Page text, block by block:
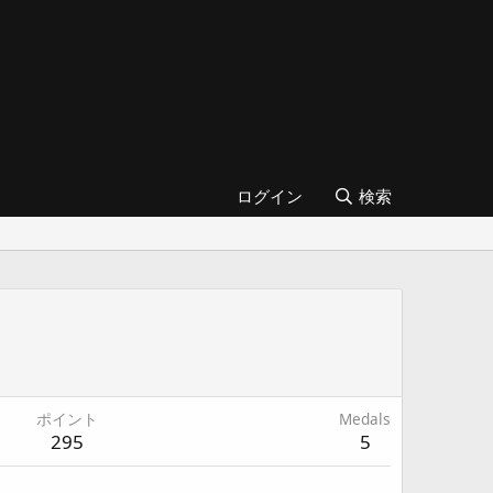
ログイン 検索
ポイント
295
Medals
5